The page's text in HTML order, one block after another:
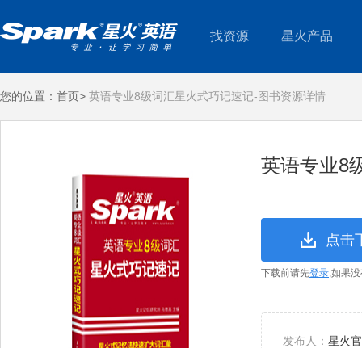
找资源 星火产品
您的位置： 首页> 英语专业8级词汇星火式巧记速记-图书资源详情
英语专业8
点击
下载前请先登录,如果
发布人： 星火